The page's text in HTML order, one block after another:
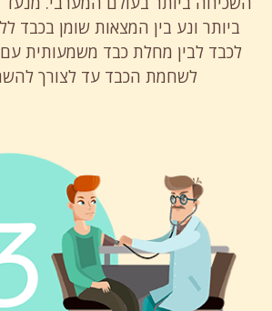
ביותר ונע בין המצאות שומן בכבד
לכבד לבין מחלת כבד משמעותית
לשחמת הכבד עד לצורך